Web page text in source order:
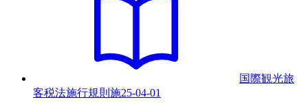
国際観光旅
客税法施行規則 施25-04-01